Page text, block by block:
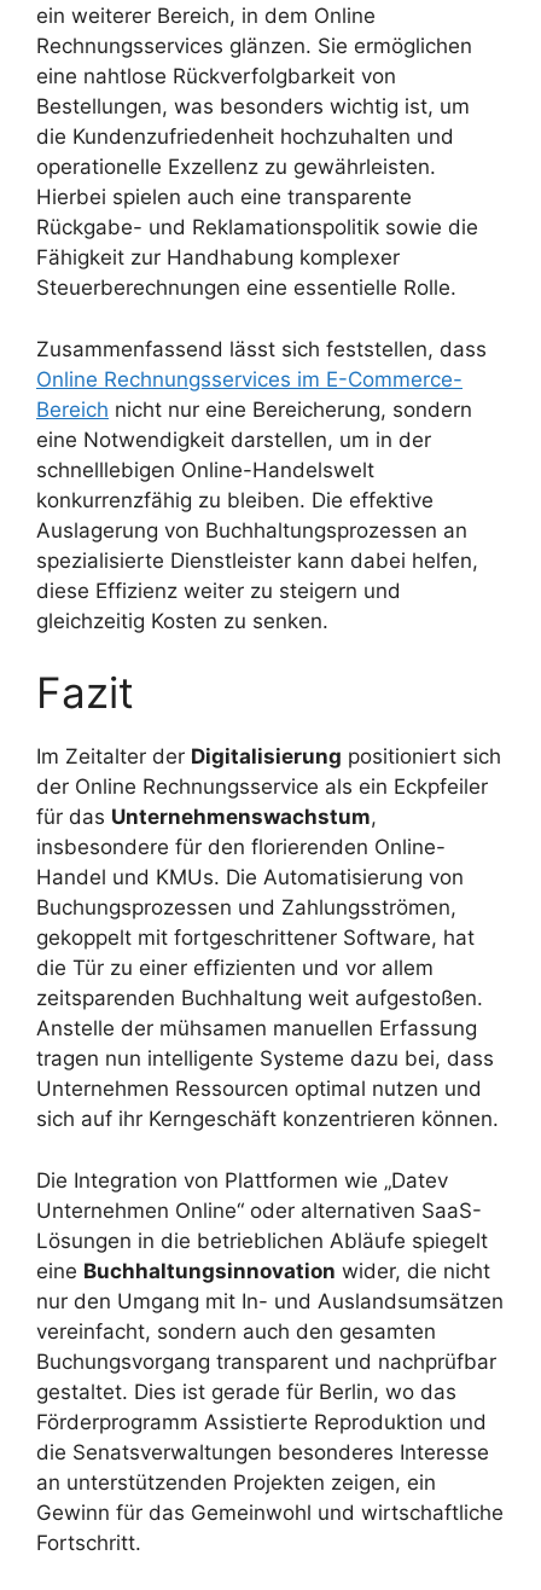
ein weiterer Bereich, in dem Online
Rechnungsservices glänzen. Sie ermöglichen
eine nahtlose Rückverfolgbarkeit von
Bestellungen, was besonders wichtig ist, um
die Kundenzufriedenheit hochzuhalten und
operationelle Exzellenz zu gewährleisten.
Hierbei spielen auch eine transparente
Rückgabe- und Reklamationspolitik sowie die
Fähigkeit zur Handhabung komplexer
Steuerberechnungen eine essentielle Rolle.
Zusammenfassend lässt sich feststellen, dass
Online Rechnungsservices im E-Commerce-
Bereich nicht nur eine Bereicherung, sondern
eine Notwendigkeit darstellen, um in der
schnelllebigen Online-Handelswelt
konkurrenzfähig zu bleiben. Die effektive
Auslagerung von Buchhaltungsprozessen an
spezialisierte Dienstleister kann dabei helfen,
diese Effizienz weiter zu steigern und
gleichzeitig Kosten zu senken.
Fazit
Im Zeitalter der Digitalisierung positioniert sich
der Online Rechnungsservice als ein Eckpfeiler
für das Unternehmenswachstum,
insbesondere für den florierenden Online-
Handel und KMUs. Die Automatisierung von
Buchungsprozessen und Zahlungsströmen,
gekoppelt mit fortgeschrittener Software, hat
die Tür zu einer effizienten und vor allem
zeitsparenden Buchhaltung weit aufgestoßen.
Anstelle der mühsamen manuellen Erfassung
tragen nun intelligente Systeme dazu bei, dass
Unternehmen Ressourcen optimal nutzen und
sich auf ihr Kerngeschäft konzentrieren können.
Die Integration von Plattformen wie „Datev
Unternehmen Online“ oder alternativen SaaS-
Lösungen in die betrieblichen Abläufe spiegelt
eine Buchhaltungsinnovation wider, die nicht
nur den Umgang mit In- und Auslandsumsätzen
vereinfacht, sondern auch den gesamten
Buchungsvorgang transparent und nachprüfbar
gestaltet. Dies ist gerade für Berlin, wo das
Förderprogramm Assistierte Reproduktion und
die Senatsverwaltungen besonderes Interesse
an unterstützenden Projekten zeigen, ein
Gewinn für das Gemeinwohl und wirtschaftliche
Fortschritt.